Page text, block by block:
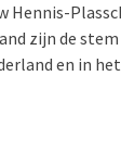
Hennis-
zijn de stem
en in